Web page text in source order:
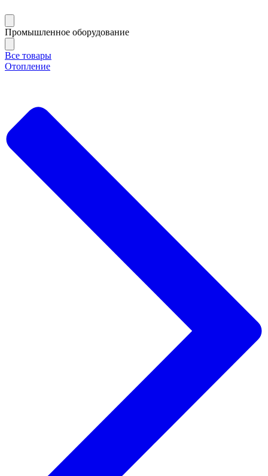
Промышленное оборудование
Все товары
Отопление